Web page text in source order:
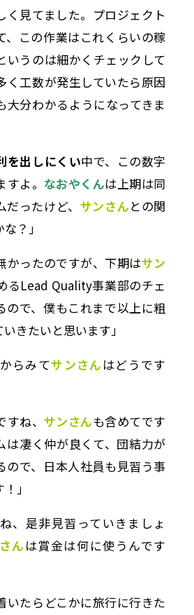
く見てました。プロジェクト
、この作業はこれくらいの稼
いうのは細かくチェックして
く工数が発生していたら原因
大分わかるようになってきま
を出しにくい中で、この数字
よ。 なおやくんは上期は同
ったけど、 サンさんとの関
？」
かったのですが、下期はサン
るLead Quality事業部のチェ
ので、僕もこれまで以上に粗
きたいと思います」
からみてサンさん はどうです
すね、 サンさんも含めてです
は凄く仲が良くて、団結力が
ので、日本人社員も見習う事
」
ね、是非見習っていきましょ
ん は賞金は何に使うんです
いたらどこかに旅行に行きた